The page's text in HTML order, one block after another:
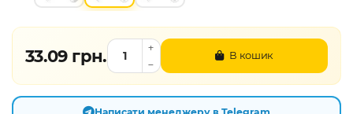
33.09 грн. В кошик